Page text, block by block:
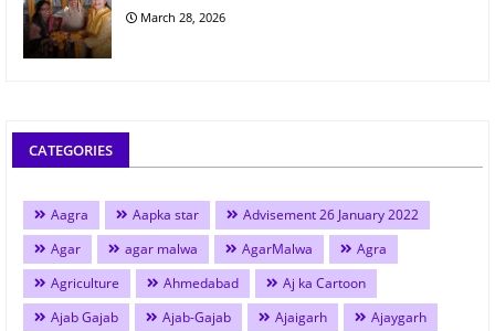
March 28, 2026
CATEGORIES
Aagra Aapka star
Advisement 26 January 2022
Agar
agar malwa AgarMalwa
Agra
Agriculture
Ahmedabad
Aj ka Cartoon
Ajab Gajab
Ajab-Gajab Ajaigarh
Ajaygarh